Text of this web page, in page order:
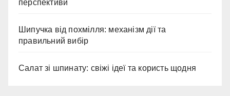
перспективи
Шипучка від похмілля: механізм дії та
правильний вибір
Салат зі шпинату: свіжі ідеї та користь щодня